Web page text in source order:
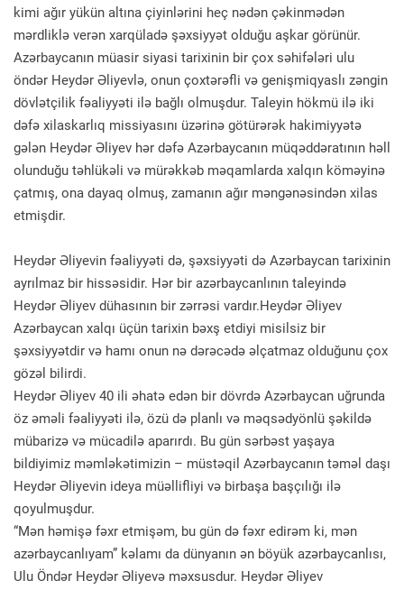
kimi ağır yükün altına çiyinlərini heç nədən çəkinmədən
mərdliklə verən xarqüladə şəxsiyyət olduğu aşkar görünür.
Azərbaycanın müasir siyasi tarixinin bir çox səhifələri ulu
öndər Heydər Əliyevlə, onun çoxtərəfli və genişmiqyaslı zəngin
dövlətçilik fəaliyyəti ilə bağlı olmuşdur. Taleyin hökmü ilə iki
dəfə xilaskarlıq missiyasını üzərinə götürərək hakimiyyətə
gələn Heydər Əliyev hər dəfə Azərbaycanın müqəddəratının həll
olunduğu təhlükəli və mürəkkəb məqamlarda xalqın köməyinə
çatmış, ona dayaq olmuş, zamanın ağır məngənəsindən xilas
etmişdir.
Heydər Əliyevin fəaliyyəti də, şəxsiyyəti də Azərbaycan tarixinin
ayrılmaz bir hissəsidir. Hər bir azərbaycanlının taleyində
Heydər Əliyev dühasının bir zərrəsi vardır.Heydər Əliyev
Azərbaycan xalqı üçün tarixin bəxş etdiyi misilsiz bir
şəxsiyyətdir və hamı onun nə dərəcədə əlçatmaz olduğunu çox
gözəl bilirdi.
Heydər Əliyev 40 ili əhatə edən bir dövrdə Azərbaycan uğrunda
öz əməli fəaliyyəti ilə, özü də planlı və məqsədyönlü şəkildə
mübarizə və mücadilə aparırdı. Bu gün sərbəst yaşaya
bildiyimiz məmləkətimizin – müstəqil Azərbaycanın təməl daşı
Heydər Əliyevin ideya müəllifliyi və birbaşa başçılığı ilə
qoyulmuşdur.
“Mən həmişə fəxr etmişəm, bu gün də fəxr edirəm ki, mən
azərbaycanlıyam” kəlamı da dünyanın ən böyük azərbaycanlısı,
Ulu Öndər Heydər Əliyevə məxsusdur. Heydər Əliyev